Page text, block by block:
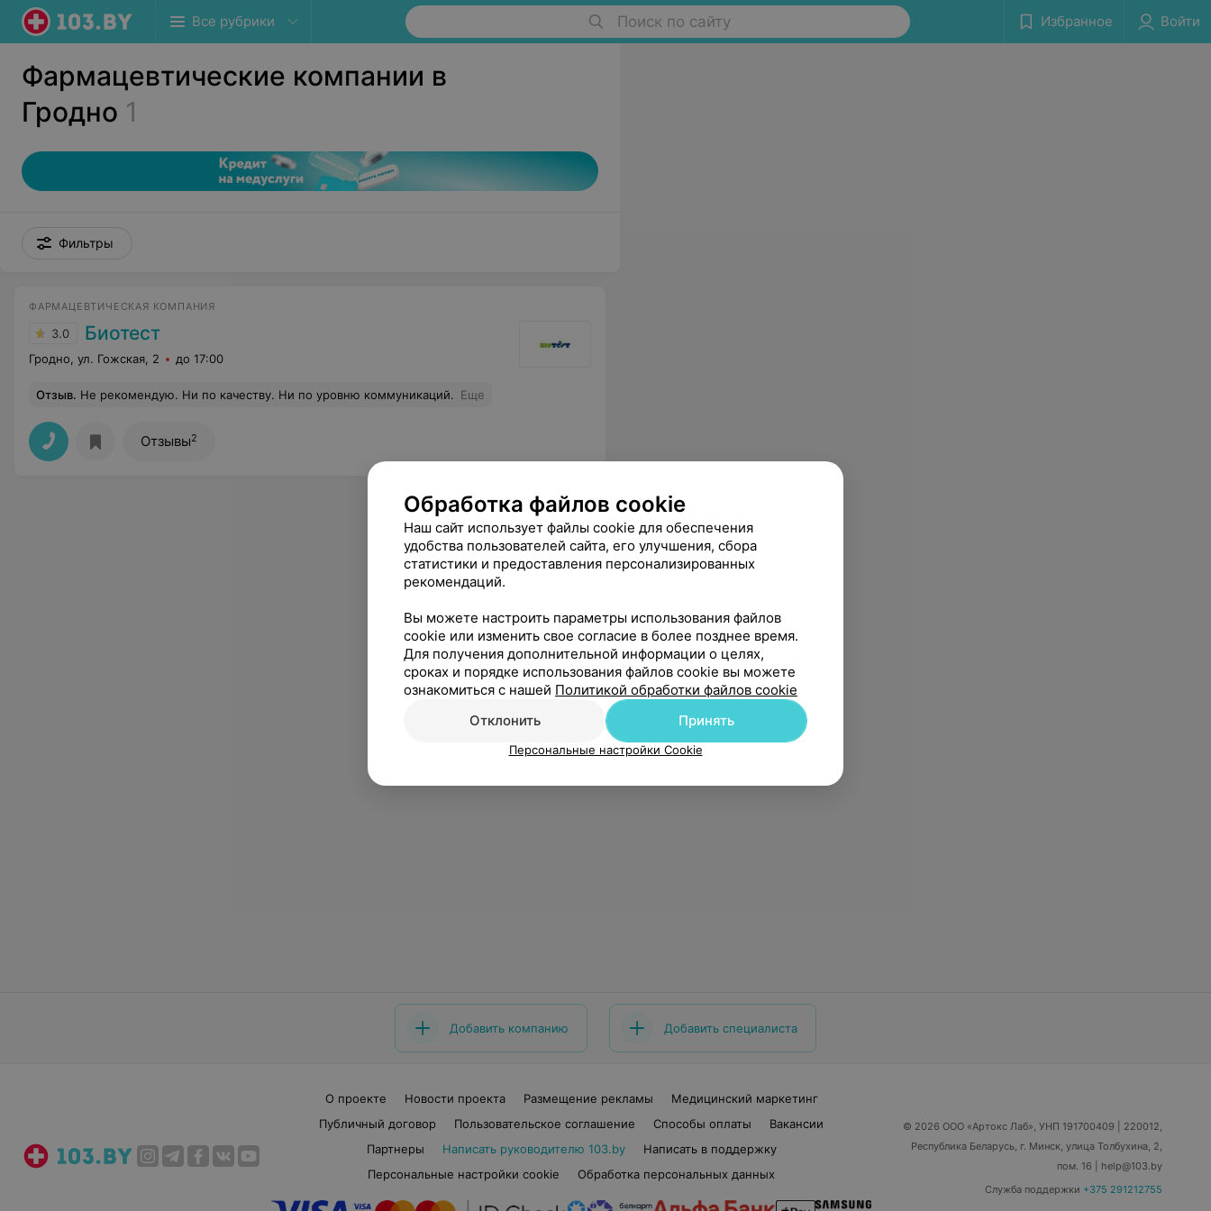
Все рубрики Поиск по сайту Избранное Войти
Фармацевтические компании в
Гродно 1
Фильтры
ФАРМАЦЕВТИЧЕСКАЯ КОМПАНИЯ
3.0 Биотест
Гродно, ул. Гожская, 2 до 17:00
Отзыв. Не рекомендую. Ни по качеству. Ни по уровню коммуникаций. Еще
Отзывы2
Добавить компанию Добавить специалиста
О проекте Новости проекта Размещение рекламы
Медицинский маркетинг
Публичный договор
Пользовательское соглашение Способы оплаты
Вакансии
Партнеры
Написать руководителю 103.by
Написать в поддержку
Персональные настройки cookie
Обработка персональных данных
© 2026 ООО «Артокс Лаб», УНП 191700409 | 220012,
Республика Беларусь, г. Минск, улица Толбухина, 2,
пом. 16 | help@103.by
Служба поддержки +375 291212755
Обработка файлов cookie
Наш сайт использует файлы cookie для обеспечения
удобства пользователей сайта, его улучшения, сбора
статистики и предоставления персонализированных
рекомендаций.
Вы можете настроить параметры использования файлов
cookie или изменить свое согласие в более позднее время.
Для получения дополнительной информации о целях,
сроках и порядке использования файлов cookie вы можете
ознакомиться с нашей Политикой обработки файлов cookie
Отклонить
Принять
Персональные настройки Cookie